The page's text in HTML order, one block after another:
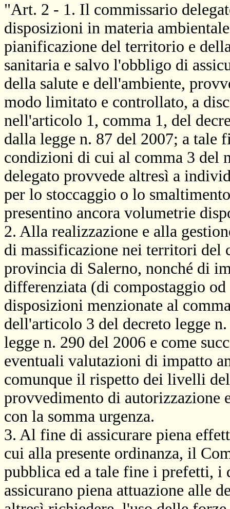
"Art. 2 - 1. Il commissario
disposizioni in materia
pianificazione del territorio e
sanitaria e salvo l'obbligo di
della salute e dell'ambiente,
modo limitato e controllato, a
nell'articolo 1, comma 1, del
dalla legge n. 87 del 2007; a tale
condizioni di cui al comma 3 del
delegato provvede altresì a
per lo stoccaggio o lo
presentino ancora volumetrie
2. Alla realizzazione e alla
di massificazione nei territori del
provincia di Salerno, nonché di
differenziata (di compostaggio
disposizioni menzionate al
dell'articolo 3 del decreto legge
legge n. 290 del 2006 e come
eventuali valutazioni di impatto
comunque il rispetto dei livelli
provvedimento di autorizzazione
con la somma urgenza.
3. Al fine di assicurare piena
cui alla presente ordinanza, il
pubblica ed a tale fine i prefetti, i
assicurano piena attuazione alle